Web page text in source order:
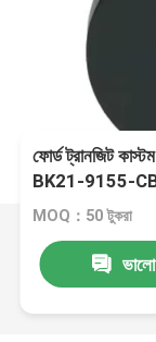
ফোর্ড ট্রানজিট
BK21-9155-
MOQ：50 টুকরা